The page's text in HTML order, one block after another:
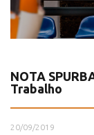
NOTA
Trabalho
20/09/2019